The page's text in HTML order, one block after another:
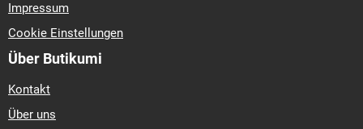
Impressum
Cookie Einstellungen
Über Butikumi
Kontakt
Über uns